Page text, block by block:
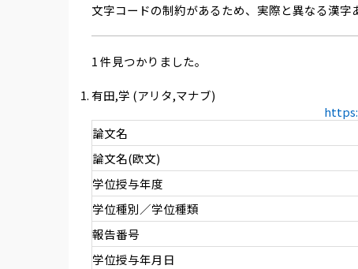
文字コードの制約があるため、実際と異なる漢字
1 件見つかりました。
有田,学 (アリタ,マナブ)
論文名
論文名(欧文)
学位授与年度
学位種別／学位種類
報告番号
学位授与年月日